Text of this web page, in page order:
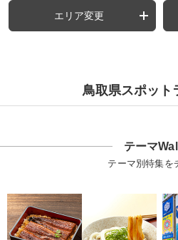
エリア変更
鳥取県スポット
テーマ
テーマ別特集を